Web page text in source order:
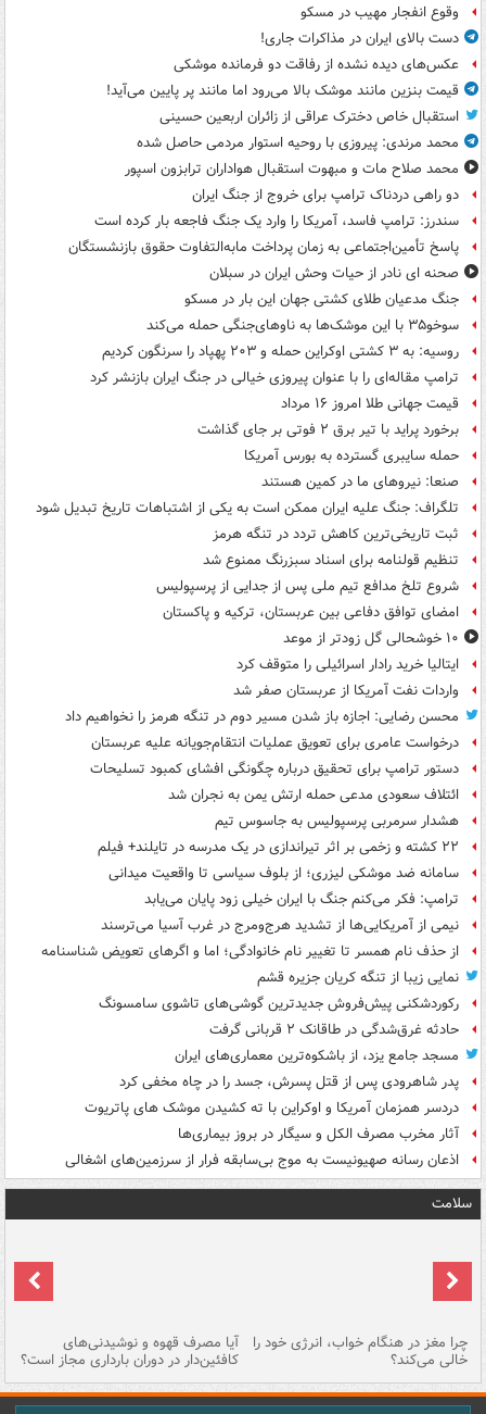
وقوع انفجار مهیب در مسکو
دست بالای ایران در مذاکرات جاری!
عکس‌های دیده نشده از رفاقت دو فرمانده‌ موشکی
قیمت بنزین مانند موشک بالا می‌رود اما مانند پر پایین می‌آید!
استقبال خاص دخترک عراقی از زائران اربعین حسینی
محمد مرندی: پیروزی با روحیه استوار مردمی حاصل شده
محمد صلاح مات و مبهوت استقبال هواداران ترابزون اسپور
دو راهی دردناک ترامپ برای خروج از جنگ ایران
سندرز: ترامپ فاسد، آمریکا را وارد یک جنگ فاجعه بار کرده است
پاسخ تأمین‌اجتماعی به زمان پرداخت مابه‌التفاوت حقوق بازنشستگان
صحنه ای نادر از حیات وحش ایران در سبلان
جنگ مدعیان طلای کشتی جهان این بار در مسکو
سوخو۳۵ با این موشک‌ها به ناوهای‌جنگی حمله می‌کند
روسیه: به ۳ کشتی اوکراین حمله و ۲۰۳ پهپاد را سرنگون کردیم
ترامپ مقاله‌ای را با عنوان پیروزی خیالی در جنگ ایران بازنشر کرد
قیمت جهانی طلا امروز ۱۶ مرداد
برخورد پراید با تیر برق ۲ فوتی بر جای گذاشت
حمله سایبری گسترده به بورس آمریکا
صنعا: نیروهای ما در کمین‌ هستند
تلگراف: جنگ علیه ایران ممکن است به یکی از اشتباهات تاریخ تبدیل شود
ثبت تاریخی‌ترین کاهش تردد در تنگه هرمز
تنظیم قولنامه برای اسناد سبزرنگ ممنوع شد
شروع تلخ مدافع تیم ملی پس از جدایی از پرسپولیس
امضای توافق دفاعی بین عربستان، ترکیه و پاکستان
۱۰ خوشحالی گل زودتر از موعد
ایتالیا خرید رادار اسرائیلی را متوقف کرد
واردات نفت آمریکا از عربستان صفر شد
محسن رضایی: اجازه باز شدن مسیر دوم در تنگه هرمز را نخواهیم داد
درخواست عامری برای تعویق عملیات انتقام‌جویانه علیه عربستان
دستور ترامپ برای تحقیق درباره چگونگی افشای کمبود تسلیحات
ائتلاف سعودی مدعی حمله ارتش یمن به نجران شد
هشدار سرمربی پرسپولیس به جاسوس تیم
۲۲ کشته و زخمی بر اثر تیراندازی در یک مدرسه در تایلند+ فیلم
سامانه ضد موشکی لیزری؛ از بلوف سیاسی تا واقعیت میدانی
ترامپ: فکر می‌کنم جنگ با ایران خیلی زود پایان می‌یابد
نیمی از آمریکایی‌ها از تشدید هرج‌ومرج در غرب آسیا می‌ترسند
از حذف نام همسر تا تغییر نام خانوادگی؛ اما و اگرهای تعویض شناسنامه
نمایی زیبا از تنگه کریان جزیره قشم
رکوردشکنی پیش‌فروش جدیدترین گوشی‌های تاشوی سامسونگ
حادثه غرق‌شدگی در طاقانک ۲ قربانی گرفت
مسجد جامع یزد، از باشکوه‌ترین معماری‌های ایران
پدر شاهرودی پس از قتل پسرش، جسد را در چاه مخفی کرد
دردسر همزمان آمریکا و اوکراین با ته کشیدن موشک های پاتریوت
آثار مخرب مصرف الکل و سیگار در بروز بیماری‌ها
اذعان رسانه صهیونیست به موج بی‌سابقه فرار از سرزمین‌های اشغالی
سلامت
چرا مغز در هنگام خواب، انرژی خود را
خالی می‌کند؟
آیا مصرف قهوه و نوشیدنی‌های
کافئین‌دار در دوران بارداری مجاز است؟